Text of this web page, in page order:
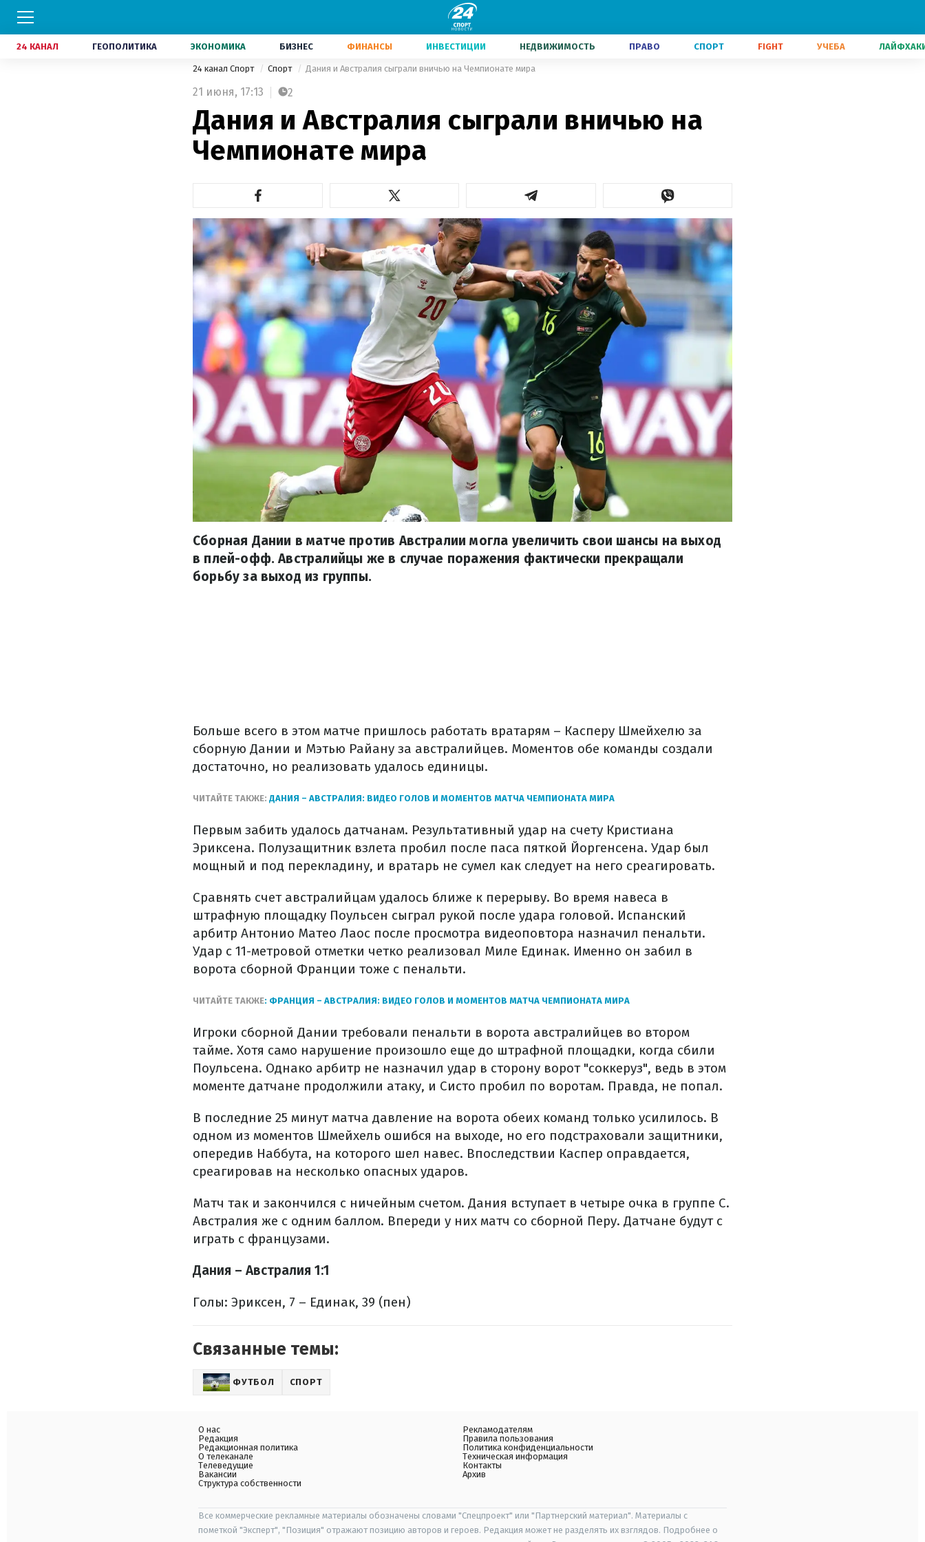
24 КАНАЛ ГЕОПОЛИТИКА ЭКОНОМИКА БИЗНЕС ФИНАНСЫ ИНВЕСТИЦИИ НЕДВИЖИМОСТЬ ПРАВО СПОРТ FIGHT УЧЕБА
24 канал Спорт Спорт Дания и Австралия сыграли вничью на Чемпионате мира
21 июня, 17:13 2
Дания и Австралия сыграли вничью на
Чемпионате мира
Сборная Дании в матче против Австралии могла увеличить свои шансы на выход
в плей-офф. Австралийцы же в случае поражения фактически прекращали
борьбу за выход из группы.
Больше всего в этом матче пришлось работать вратарям – Касперу Шмейхелю за
сборную Дании и Мэтью Райану за австралийцев. Моментов обе команды создали
достаточно, но реализовать удалось единицы.
ЧИТАЙТЕ ТАКЖЕ: ДАНИЯ – АВСТРАЛИЯ: ВИДЕО ГОЛОВ И МОМЕНТОВ МАТЧА ЧЕМПИОНАТА МИРА
Первым забить удалось датчанам. Результативный удар на счету Кристиана
Эриксена. Полузащитник взлета пробил после паса пяткой Йоргенсена. Удар был
мощный и под перекладину, и вратарь не сумел как следует на него среагировать.
Сравнять счет австралийцам удалось ближе к перерыву. Во время навеса в
штрафную площадку Поульсен сыграл рукой после удара головой. Испанский
арбитр Антонио Матео Лаос после просмотра видеоповтора назначил пенальти.
Удар с 11-метровой отметки четко реализовал Миле Единак. Именно он забил в
ворота сборной Франции тоже с пенальти.
ЧИТАЙТЕ ТАКЖЕ: ФРАНЦИЯ – АВСТРАЛИЯ: ВИДЕО ГОЛОВ И МОМЕНТОВ МАТЧА ЧЕМПИОНАТА МИРА
Игроки сборной Дании требовали пенальти в ворота австралийцев во втором
тайме. Хотя само нарушение произошло еще до штрафной площадки, когда сбили
Поульсена. Однако арбитр не назначил удар в сторону ворот "соккеруз", ведь в этом
моменте датчане продолжили атаку, и Систо пробил по воротам. Правда, не попал.
В последние 25 минут матча давление на ворота обеих команд только усилилось. В
одном из моментов Шмейхель ошибся на выходе, но его подстраховали защитники,
опередив Наббута, на которого шел навес. Впоследствии Каспер оправдается,
среагировав на несколько опасных ударов.
Матч так и закончился с ничейным счетом. Дания вступает в четыре очка в группе С.
Австралия же с одним баллом. Впереди у них матч со сборной Перу. Датчане будут с
играть с французами.
Дания – Австралия 1:1
Голы: Эриксен, 7 – Единак, 39 (пен)
Связанные темы:
ФУТБОЛ СПОРТ
О нас
Редакция
Редакционная политика
О телеканале
Телеведущие
Вакансии
Структура собственности
Рекламодателям
Правила пользования
Политика конфиденциальности
Техническая информация
Контакты
Архив
Все коммерческие рекламные материалы обозначены словами "Спецпроект" или "Партнерский материал". Материалы с
пометкой "Эксперт", "Позиция" отражают позицию авторов и героев. Редакция может не разделять их взглядов. Подробнее о